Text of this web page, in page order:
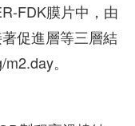
FDK膜片中，由
促進層等三層結
。